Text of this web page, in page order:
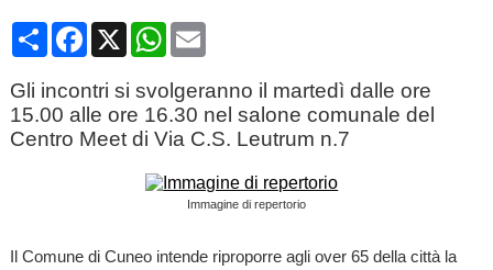
CondividiFacebook
X WhatsApp
Email
Gli incontri si svolgeranno il martedì dalle ore
15.00 alle ore 16.30 nel salone comunale del
Centro Meet di Via C.S. Leutrum n.7
Immagine di repertorio
Il Comune di Cuneo intende riproporre agli over 65 della città la